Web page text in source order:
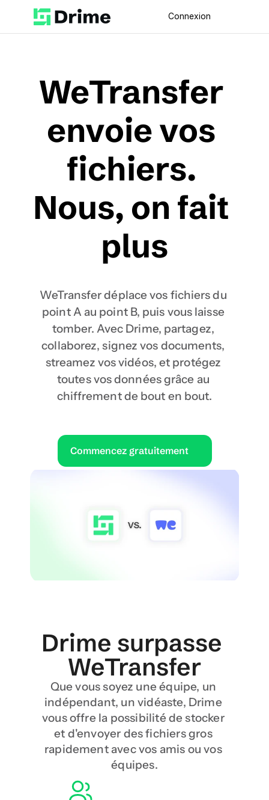
Connexion
WeTransfer
envoie vos
fichiers.
Nous, on fait
plus
WeTransfer déplace vos fichiers du
point A au point B, puis vous laisse
tomber. Avec Drime, partagez,
collaborez, signez vos documents,
streamez vos vidéos, et protégez
toutes vos données grâce au
chiffrement de bout en bout.
Commencez gratuitement
Drime surpasse
WeTransfer
Que vous soyez une équipe, un
indépendant, un vidéaste, Drime
vous offre la possibilité de stocker
et d'envoyer des fichiers gros
rapidement avec vos amis ou vos
équipes.